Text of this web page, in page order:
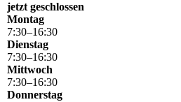
jetzt geschlossen
Montag
7:30–16:30
Dienstag
7:30–16:30
Mittwoch
7:30–16:30
Donnerstag